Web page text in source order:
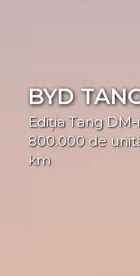
BYD
Ediția Tang
800.000 de
km